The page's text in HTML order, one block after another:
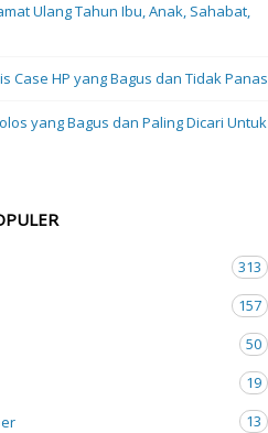
Ulang Tahun Ibu, Anak, Sahabat,
Case HP yang Bagus dan Tidak Panas
yang Bagus dan Paling Dicari Untuk
313
157
50
19
13